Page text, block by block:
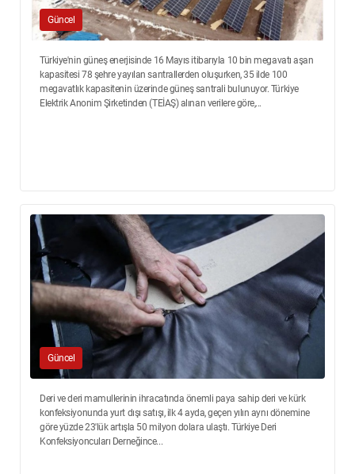
Güncel
Türkiye'nin güneş enerjisinde 16 Mayıs itibarıyla 10 bin megavatı aşan
kapasitesi 78 şehre yayılan santrallerden oluşurken, 35 ilde 100
megavatlık kapasitenin üzerinde güneş santrali bulunuyor. Türkiye
Elektrik Anonim Şirketinden (TEİAŞ) alınan verilere göre,...
Güncel
Deri ve deri mamullerinin ihracatında önemli paya sahip deri ve kürk
konfeksiyonunda yurt dışı satışı, ilk 4 ayda, geçen yılın aynı dönemine
göre yüzde 23'lük artışla 50 milyon dolara ulaştı. Türkiye Deri
Konfeksiyoncuları Derneğince...